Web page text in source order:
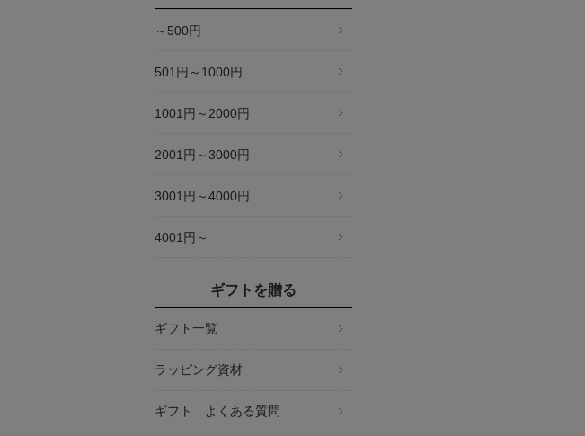
～500円
501円～1000円
1001円～2000円
2001円～3000円
3001円～4000円
4001円～
ギフトを贈る
ギフト一覧
ラッピング資材
ギフト よくある質問